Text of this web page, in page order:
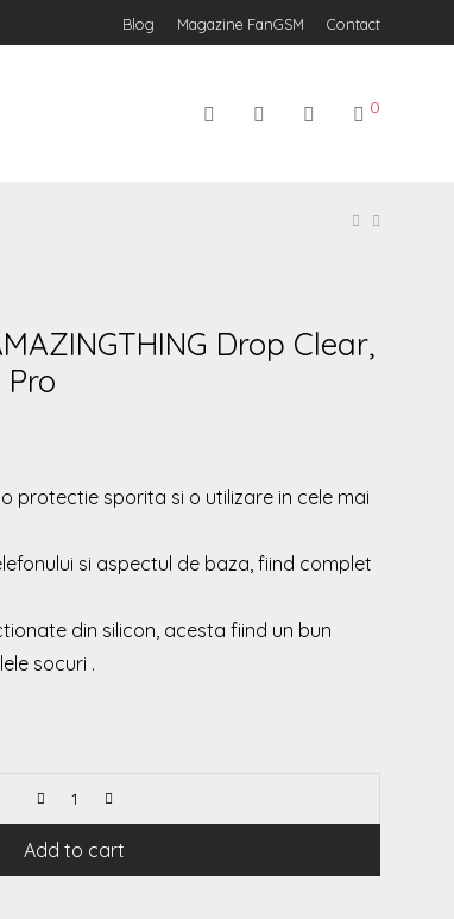
Blog Magazine FanGSM Contact
0
Drop Clear,
Pro
protectie sporita si o utilizare in cele mai
si aspectul de baza, fiind complet
din silicon, acesta fiind un bun
socuri .
Add to cart